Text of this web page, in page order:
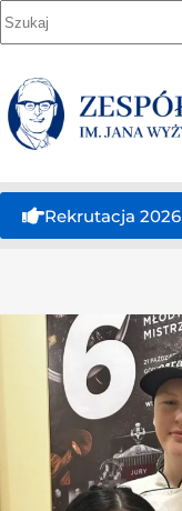
Rekrutacja 2026